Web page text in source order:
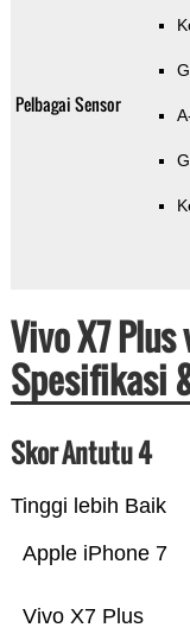
Pelbagai Sensor
Vivo X7 Plus
Spesifikasi
Skor Antutu 4
Tinggi lebih Baik
Vivo X7 Plus
Apple iPhone 7